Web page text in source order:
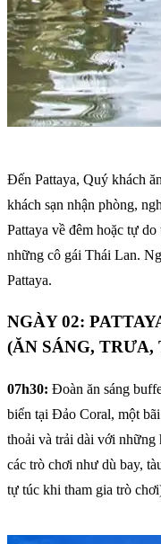
Đến Pattaya, Quý khách
khách sạn nhận phòng,
Pattaya về đêm hoặc tự
những cô gái Thái Lan.
Pattaya.
NGÀY 02:
(ĂN SÁNG, TRƯA,
07h30: Đoàn ăn sáng
biển tại Đảo Coral, một
thoải và trải dài với những
các trò chơi như dù bay,
tự túc khi tham gia trò